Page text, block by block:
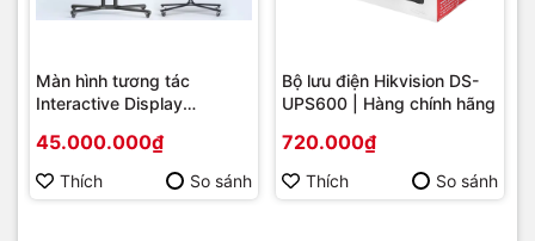
Màn hình tương tác
Interactive Display
86 | Cấu hình cao cấp |
Hàng chính hãng
45.000.000₫
Thích So sánh
Bộ lưu điện Hikvision DS-
UPS600 | Hàng chính hãng
720.000₫
Thích So sánh